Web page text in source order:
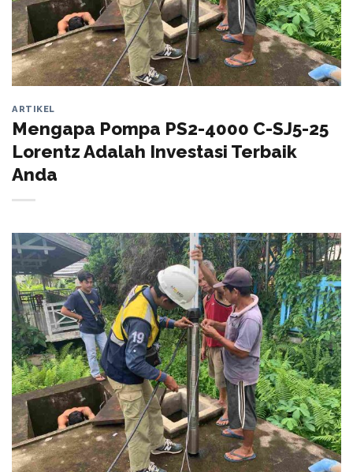
ARTIKEL
Mengapa Pompa PS2-4000 C-SJ5-25
Lorentz Adalah Investasi Terbaik
Anda